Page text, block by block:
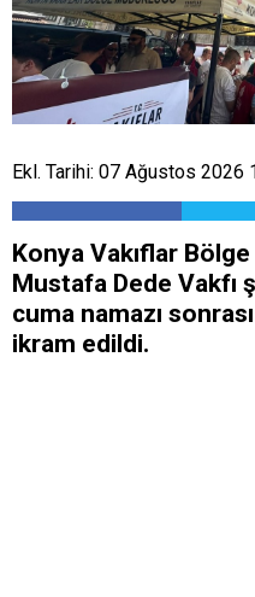
Ekl. Tarihi: 07 Ağustos 2026
Konya Vakıflar
Mustafa Dede Vakfı
cuma namazı
ikram edildi.